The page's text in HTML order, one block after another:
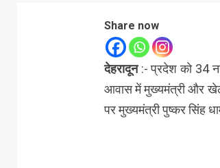
Share now
देहरादून:- प्रदेश को 34 नये
आवास में मुख्यमंत्री और खेल
पर मुख्यमंत्री पुष्कर सिंह